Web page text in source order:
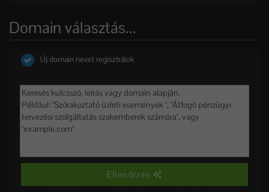
Domain választás...
Új domain nevet regisztrálok
Ellenőrzés